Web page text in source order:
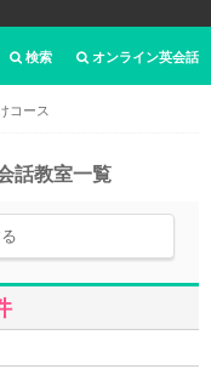
オンライン英会話
検索
コース
話教室一覧